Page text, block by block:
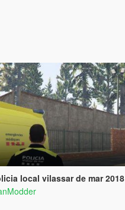
local vilassar de mar 2018